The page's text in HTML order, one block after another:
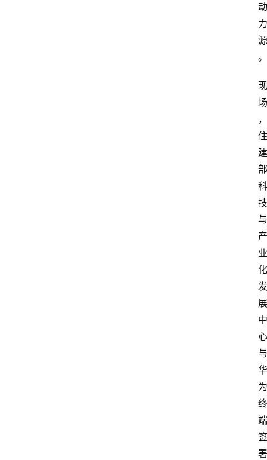
动
力
源
。
现
场
，
住
建
部
科
技
与
产
业
化
发
展
中
心
与
华
为
终
端
签
署